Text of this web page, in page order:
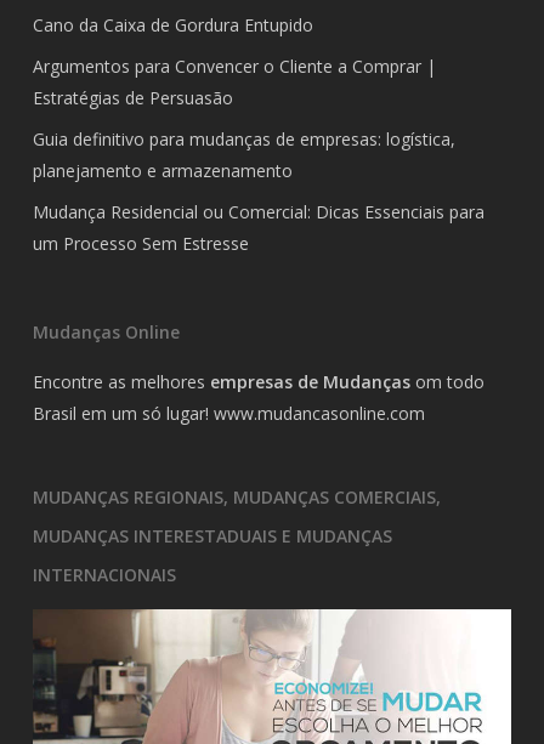
Cano da Caixa de Gordura Entupido
Argumentos para Convencer o Cliente a Comprar |
Estratégias de Persuasão
Guia definitivo para mudanças de empresas: logística,
planejamento e armazenamento
Mudança Residencial ou Comercial: Dicas Essenciais para
um Processo Sem Estresse
Mudanças Online
Encontre as melhores empresas de Mudançasom todo
Brasil em um só lugar! www.mudancasonline.com
MUDANÇAS REGIONAIS, MUDANÇAS COMERCIAIS,
MUDANÇAS INTERESTADUAIS E MUDANÇAS
INTERNACIONAIS